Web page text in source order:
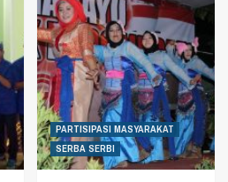
PARTISIPASI MASYARAKAT
SERBA SERBI